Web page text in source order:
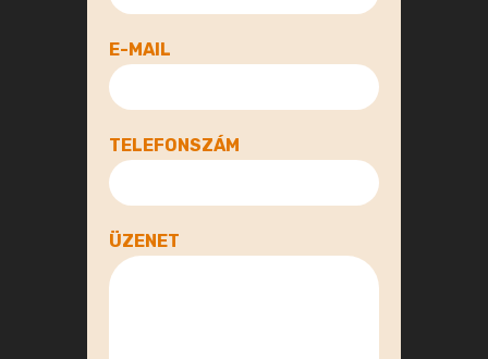
E-MAIL
TELEFONSZÁM
ÜZENET